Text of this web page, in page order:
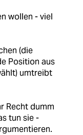
wollen - viel
(die
Position aus
umtreibt
Recht dumm
tun sie -